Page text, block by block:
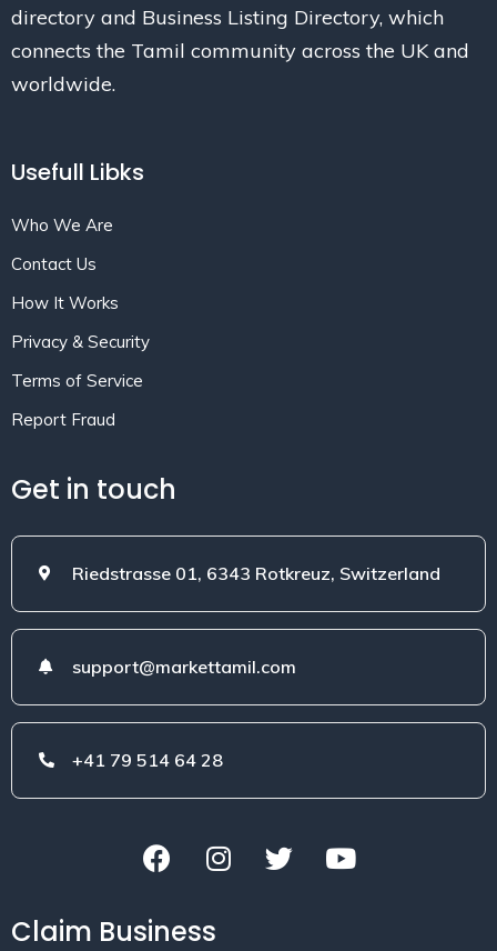
directory and Business Listing Directory, which
connects the Tamil community across the UK and
worldwide.
Usefull Libks
Who We Are
Contact Us
How It Works
Privacy & Security
Terms of Service
Report Fraud
Get in touch
Riedstrasse 01, 6343 Rotkreuz, Switzerland
support@markettamil.com
+41 79 514 64 28
Claim Business